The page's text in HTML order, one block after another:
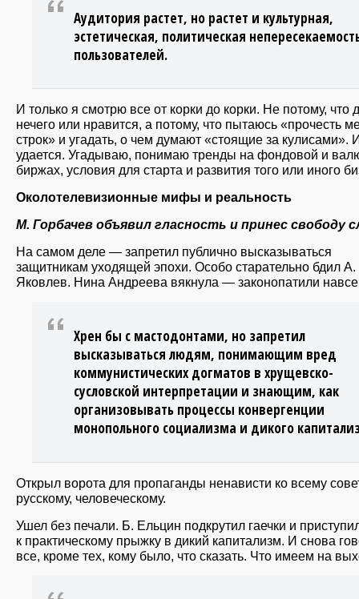
Аудитория растет, но растет и культурная,
эстетическая, политическая
пользователей.
И только я смотрю все от корки до корки. Не потому, что
нечего или нравится, а потому, что пытаюсь «прочесть
строк» и угадать, о чем думают «стоящие за кулисами».
удается. Угадываю, понимаю трeнды на фондовой и
биржах, условия для старта и развития того или иного
Околотелевизионные мифы и реальность
М. Горбачев объявил гласность и принес свободу
На самом деле — запретил публично высказываться
защитникам уходящей эпохи. Особо старательно бдил А.
Яковлев. Нина Андреева вякнула — законопатили
Хрен бы с мастодонтами, но запретил
высказываться людям, понимающим вред
коммунистических догматов в хрущевско-
сусловской интерпретации и знающим, как
организовывать процессы конвергенции
монопольного социализма и дикого
Открыл ворота для пропаганды ненависти ко всему
русскому, человеческому.
Ушел без печали. Б. Ельцин подкрутил гаечки и
к практическому прыжку в дикий капитализм. И снова
все, кроме тех, кому было, что сказать. Что имеем на